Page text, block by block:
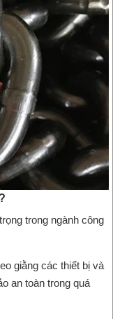
trong ngành công
giằng các thiết bị và
an toàn trong quá